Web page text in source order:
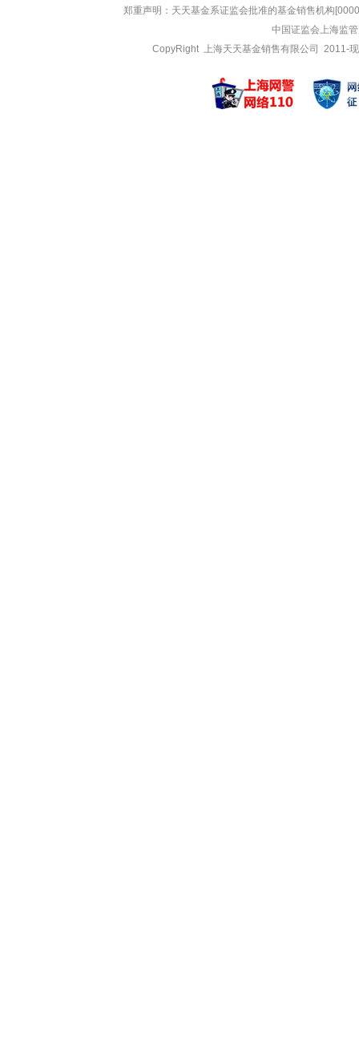
郑重声明： 天天基金系证监会批准的基金销售机构
中国证监会上海监
CopyRight 上海天天基金销售有限公司 2011-